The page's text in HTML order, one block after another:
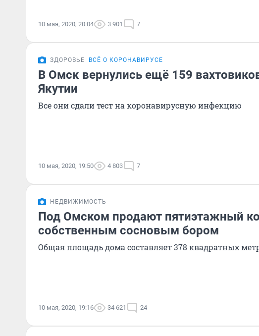
10 мая, 2020, 20:04 3 901 7
ЗДОРОВЬЕ ВСЁ О КОРОНАВИРУСЕ
В Омск вернулись ещё 159
Якутии
Все они сдали тест на коронавирусную инфекцию
10 мая, 2020, 19:50 4 803 7
НЕДВИЖИМОСТЬ
Под Омском продают пятиэтажный
собственным сосновым бором
Общая площадь дома составляет 378 квадратных
10 мая, 2020, 19:16 34 621 24